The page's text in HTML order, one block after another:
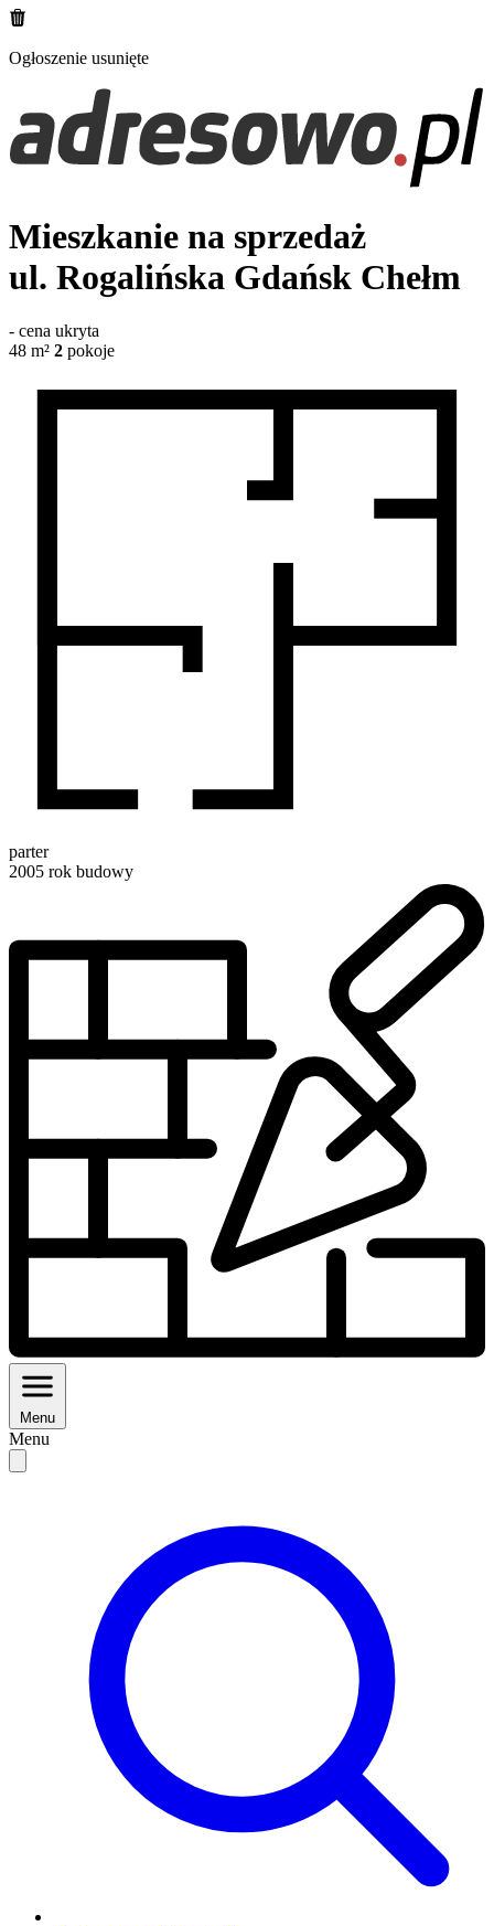
Ogłoszenie usunięte
Mieszkanie na sprzedaż
ul. Rogalińska Gdańsk Chełm
- cena ukryta
48 m² 2 pokoje
parter
2005 rok budowy
Menu
Menu